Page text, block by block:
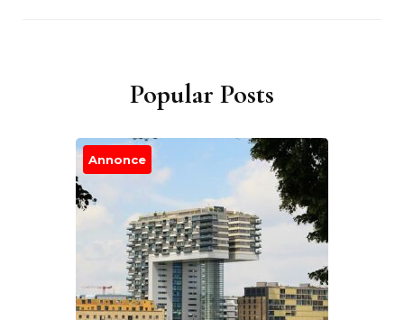
Popular Posts
Annonce